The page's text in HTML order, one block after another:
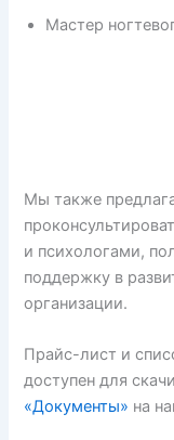
Мастер
Мы также
и психологами,
поддержку в
организации.
Прайс-лист и
доступен для
«Документы» на